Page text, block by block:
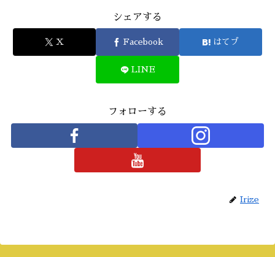
シェアする
X Facebook はてブ
LINE
フォローする
Irize